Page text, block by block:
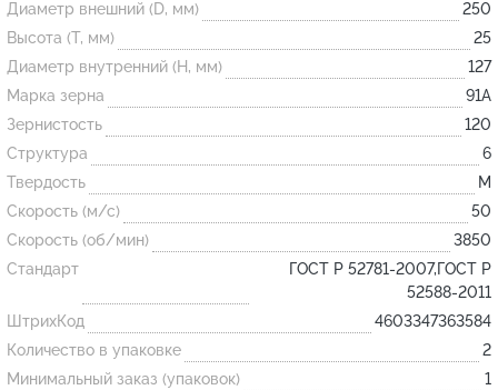
Огнеупорные
изделия
Скачать каталог
Тигель
Муфель
Черпак
Шербер
Трубка
Стержень
Пробка
Диаметр внешний (D, мм)
250
Высота (T, мм)
25
Диаметр внутренний (H, мм)
127
Марка зерна
91А
Зернистость
120
Структура
6
Твердость
M
Скорость (м/с)
50
Скорость (об/мин)
3850
Стандарт
ГОСТ Р 52781-2007,ГОСТ Р
52588-2011
ШтрихКод
4603347363584
Количество в упаковке
2
Минимальный заказ (упаковок)
1